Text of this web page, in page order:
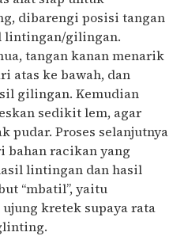
dibarengi posisi tangan
lintingan/gilingan.
tangan kanan menarik
atas ke bawah, dan
gilingan. Kemudian
sedikit lem, agar
Proses selanjutnya
bahan racikan yang
lintingan dan hasil
“mbatil”, yaitu
kretek supaya rata